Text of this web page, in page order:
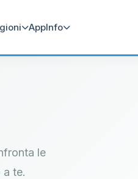
AppInfo
le
te.